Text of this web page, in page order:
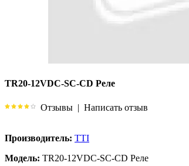
TR20-12VDC-SC-CD Реле
Отзывы | Написать отзыв
Производитель: TTI
Модель: TR20-12VDC-SC-CD Реле